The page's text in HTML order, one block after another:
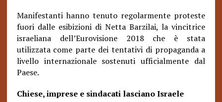
Manifestanti hanno tenuto regolarmente proteste
fuori dalle esibizioni di Netta Barzilai, la vincitrice
israeliana dell’Eurovisione 2018 che è stata
utilizzata come parte dei tentativi di propaganda a
livello internazionale sostenuti ufficialmente dal
Paese.
Chiese, imprese e sindacati lasciano Israele